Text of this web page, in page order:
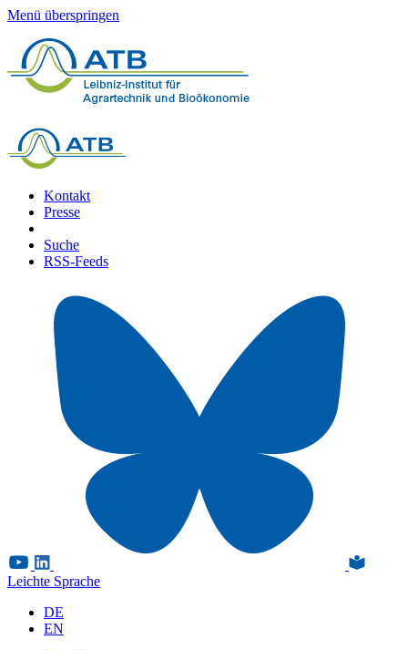
Menü überspringen
Kontakt
Presse
Suche
RSS-Feeds
Leichte Sprache
DE
EN